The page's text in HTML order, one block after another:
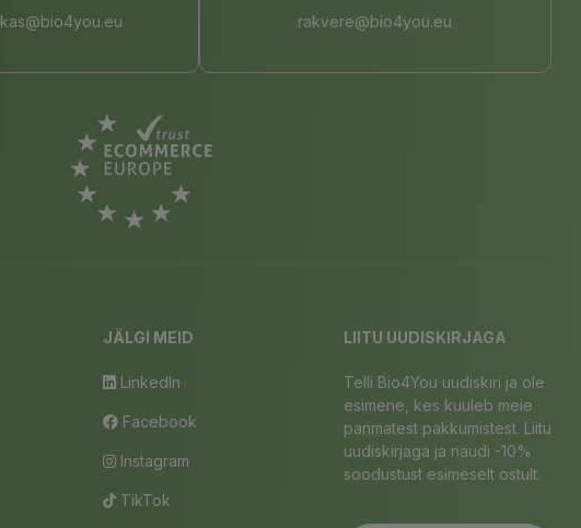
rakvere@bio4you.eu
JÄLGI MEID
LinkedIn
Facebook
Instagram
TikTok
LIITU UUDISKIRJAGA
Telli Bio4You uudiskiri ja ole
esimene, kes kuuleb meie
parimatest pakkumistest. Liitu
uudiskirjaga ja naudi -10%
soodustust esimeselt ostult.